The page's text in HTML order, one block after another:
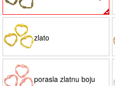
zlato
porasla zlatnu boju